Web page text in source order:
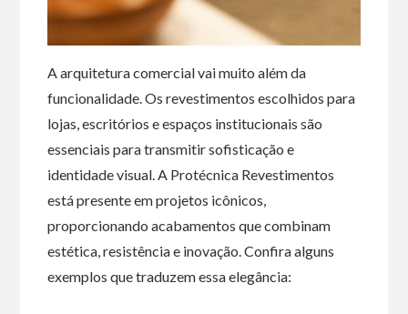
A arquitetura comercial vai muito além da
funcionalidade. Os revestimentos escolhidos para
lojas, escritórios e espaços institucionais são
essenciais para transmitir sofisticação e
identidade visual. A Protécnica Revestimentos
está presente em projetos icônicos,
proporcionando acabamentos que combinam
estética, resistência e inovação. Confira alguns
exemplos que traduzem essa elegância: